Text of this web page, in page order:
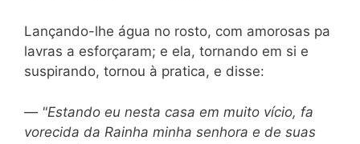
Lançando-lhe água no rosto, com amorosas pa
lavras a esforçaram; e ela, tornando em si e
suspirando, tornou à pratica, e disse:
— "Estando eu nesta casa em muito vício, fa
vorecida da Rainha minha senhora e de suas